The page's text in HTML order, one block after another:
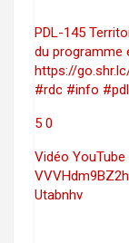
PDL-145
du programme
https://
#rdc #info
5 0
Vidéo YouTube
Utabnhv